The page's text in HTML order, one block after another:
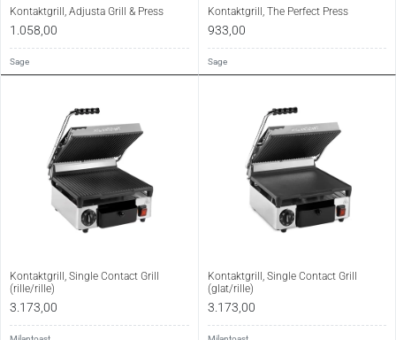
Kontaktgrill, Adjusta Grill & Press
1.058,00
Sage
Kontaktgrill, The Perfect Press
933,00
Sage
Kontaktgrill, Single Contact Grill
(rille/rille)
3.173,00
Kontaktgrill, Single Contact Grill
(glat/rille)
3.173,00